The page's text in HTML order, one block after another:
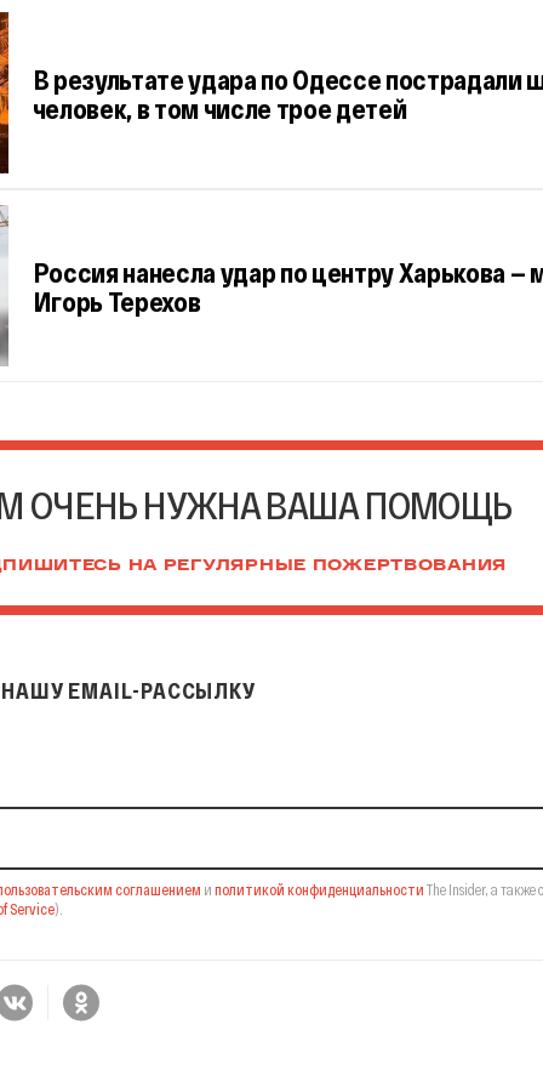
В результате удара по Одессе пострадали
человек, в том числе трое детей
Россия нанесла удар по центру Харькова —
Игорь Терехов
ОЧЕНЬ НУЖНА ВАША ПОМОЩЬ
НА РЕГУЛЯРНЫЕ ПОЖЕРТВОВАНИЯ
EMAIL-РАССЫЛКУ
соглашением и политикой конфиденциальности The Insider, а также
Service).